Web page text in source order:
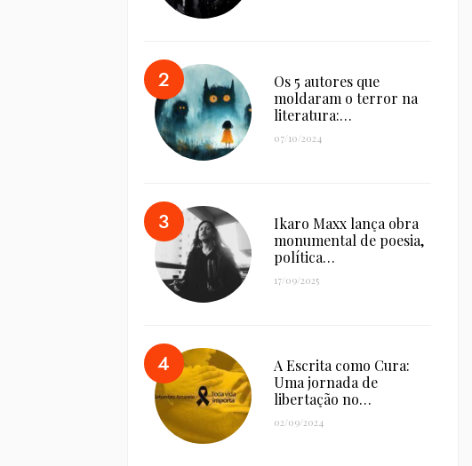
Os 5 autores que
moldaram o terror na
literatura:…
07/10/2024
Ikaro Maxx lança obra
monumental de poesia,
política…
17/09/2025
A Escrita como Cura:
Uma jornada de
libertação no…
02/09/2024